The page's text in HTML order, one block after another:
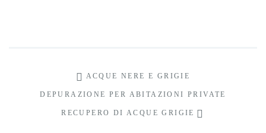
ACQUE NERE E GRIGIE
DEPURAZIONE PER ABITAZIONI PRIVATE
RECUPERO DI ACQUE GRIGIE